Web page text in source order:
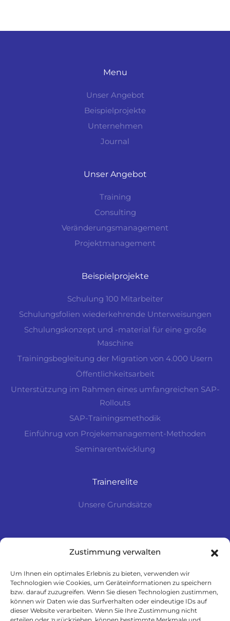
Zustimmung verwalten
Um Ihnen ein optimales Erlebnis zu bieten, verwenden wir
Technologien wie Cookies, um Geräteinformationen zu speichern
bzw. darauf zuzugreifen. Wenn Sie diesen Technologien zustimmen,
können wir Daten wie das Surfverhalten oder eindeutige IDs auf
dieser Website verarbeiten. Wenn Sie Ihre Zustimmung nicht
Menu
Unser Angebot
Beispielprojekte
Unternehmen
Journal
Unser Angebot
Training
Consulting
Veränderungsmanagement
Projektmanagement
Beispielprojekte
Schulung 100 Mitarbeiter
Schulungsfolien wiederkehrende Unterweisungen
Schulungskonzept und -material für eine große
Maschine
Trainingsbegleitung der Migration von 4.000 Usern
Öffentlichkeitsarbeit
Unterstützung im Rahmen eines umfangreichen SAP-
Rollouts
SAP-Trainingsmethodik
Einführug von Projekemanagement-Methoden
Seminarentwicklung
Trainerelite
Unsere Grundsätze
Datenschutz
Impressum
Unsere allgemeinen Geschäftsbedingungen
Bildrechte